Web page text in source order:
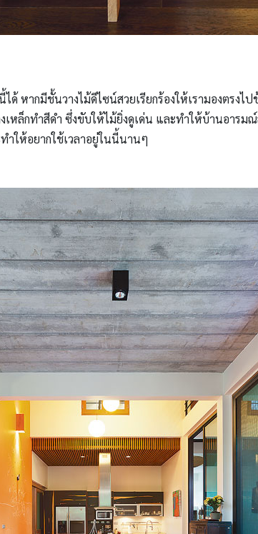
ได้ หากมีชั้นวางไม้ดีไซน์สวยเรียกร้องให้เรามองตร
เหล็กทำสีดำ ซึ่งขับให้ไม้ยิ่งดูเด่น และทำให้บ้านอาร
ำให้อยากใช้เวลาอยู่ในนี้นานๆ